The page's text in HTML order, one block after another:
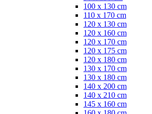
100 x 130 cm
110 x 170 cm
120 x 130 cm
120 x 160 cm
120 x 170 cm
120 x 175 cm
120 x 180 cm
130 x 170 cm
130 x 180 cm
140 x 200 cm
140 x 210 cm
145 x 160 cm